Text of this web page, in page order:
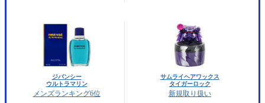
ジバンシー
ウルトラマリン
メンズランキング6位
サムライヘアワックス
タイガーロック
新規取り扱い